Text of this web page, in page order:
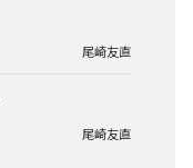
尾崎友直
尾崎友直